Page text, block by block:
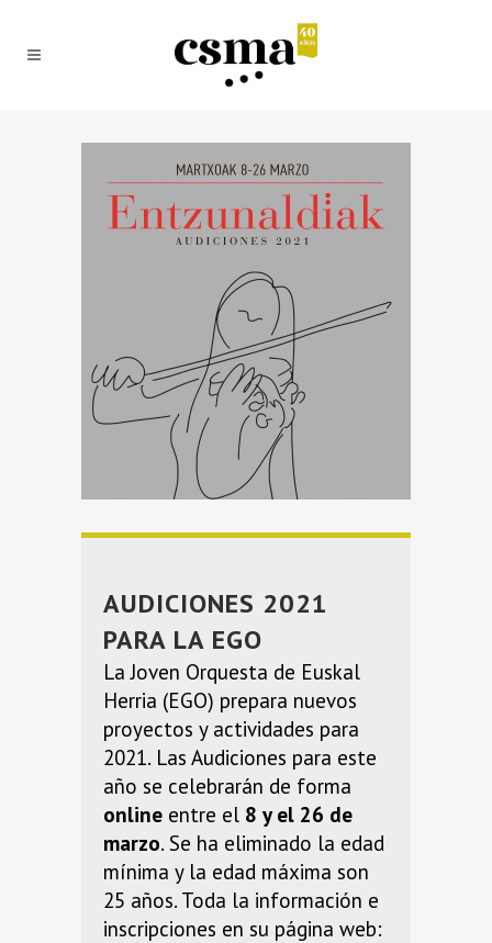
AUDICIONES 2021
PARA LA EGO
La Joven Orquesta de Euskal
Herria (EGO) prepara nuevos
proyectos y actividades para
2021. Las Audiciones para este
año se celebrarán de forma
online entre el 8 y el 26 de
marzo. Se ha eliminado la edad
mínima y la edad máxima son
25 años. Toda la información e
inscripciones en su página web: